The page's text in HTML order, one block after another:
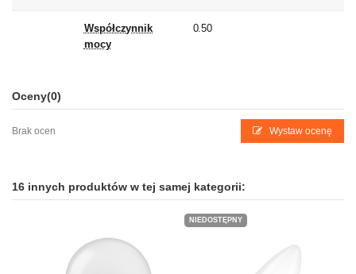
Współczynnik
mocy
0.50
Oceny(0)
Brak ocen Wystaw ocenę
16 innych produktów w tej samej kategorii:
NIEDOSTĘPNY